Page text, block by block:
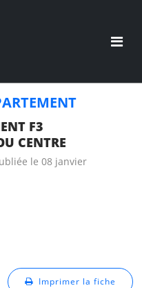
F3
CENTRE
le 08 janvier
Imprimer la fiche